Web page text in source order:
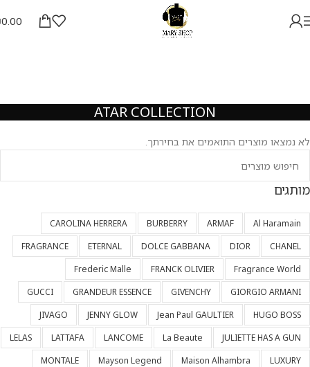
0.00
ATAR COLLECTION
לא נמצאו מוצרים התואמים את בחירתך.
מותגים
Al Haramain
ARMAF
BURBERRY
CAROLINA HERRERA
CHANEL
DIOR
DOLCE GABBANA
ETERNAL
FRAGRANCE
Fragrance World
FRANCK OLIVIER
Frederic Malle
GIORGIO ARMANI
GIVENCHY
GRANDEUR ESSENCE
GUCCI
HUGO BOSS
Jean Paul GAULTIER
JENNY GLOW
JIVAGO
JULIETTE HAS A GUN
La Beaute
LANCOME
LATTAFA
LELAS
LUXURY
Maison Alhambra
Mayson Legend
MONTALE